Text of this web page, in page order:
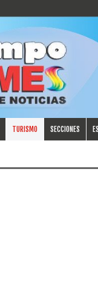
TURISMO SECCIONES